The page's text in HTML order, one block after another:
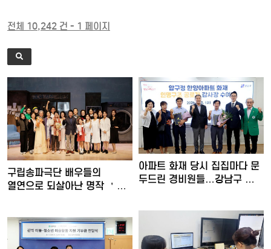
전체 10,242 건 - 1 페이지
구립송파극단 배우들의
열연으로 되살아난 명작 ＇
아파트 화재 당시 집집마다 문
두드린 경비원들…강남구 …